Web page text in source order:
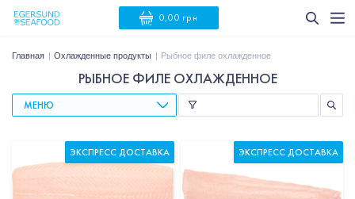
0,00 грн
Главная Охлажденные продукты Рыбное филе охлажденное
РЫБНОЕ ФИЛЕ ОХЛАЖДЕННОЕ
МЕНЮ
ЭКСПРЕСС ДОСТАВКА ЭКСПРЕСС ДОСТАВКА